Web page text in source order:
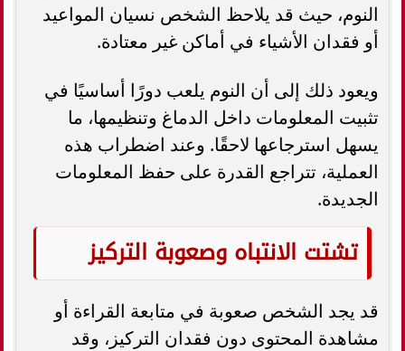
النوم، حيث قد يلاحظ الشخص نسيان المواعيد
أو فقدان الأشياء في أماكن غير معتادة.
ويعود ذلك إلى أن النوم يلعب دورًا أساسيًا في
تثبيت المعلومات داخل الدماغ وتنظيمها، ما
يسهل استرجاعها لاحقًا. وعند اضطراب هذه
العملية، تتراجع القدرة على حفظ المعلومات
الجديدة.
تشتت الانتباه وصعوبة التركيز
قد يجد الشخص صعوبة في متابعة القراءة أو
مشاهدة المحتوى دون فقدان التركيز، وقد